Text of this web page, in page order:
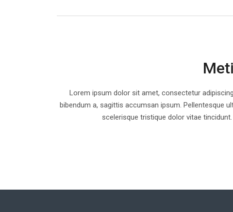
Lorem ipsum dolor sit amet, consectetur
bibendum a, sagittis accumsan ipsum. Pellentesque
scelerisque tristique dolor vitae